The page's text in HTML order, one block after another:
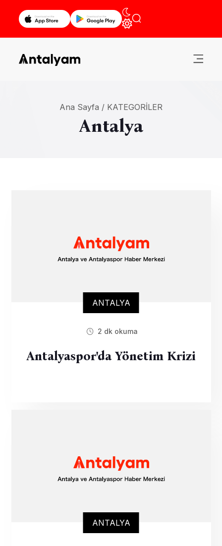
Ana Sayfa / KATEGORILER
Antalya
ANTALYA
2 dk okuma
Antalyaspor'da Yönetim Krizi
ANTALYA